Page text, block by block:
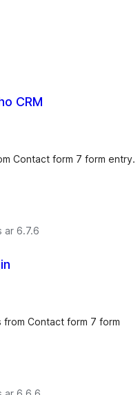
CRM
Contact form 7 form entry.
ar 6.7.6
from Contact form 7 form